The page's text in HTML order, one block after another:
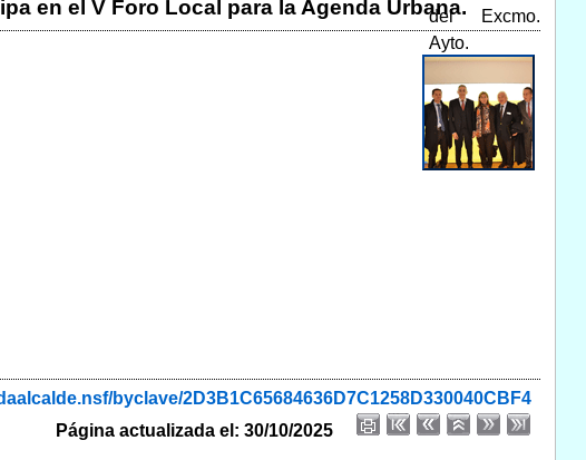
en el V Foro Local para la Agenda Urbana.
byclave/2D3B1C65684636D7C1258D330040CBF4
Página actualizada el: 30/10/2025